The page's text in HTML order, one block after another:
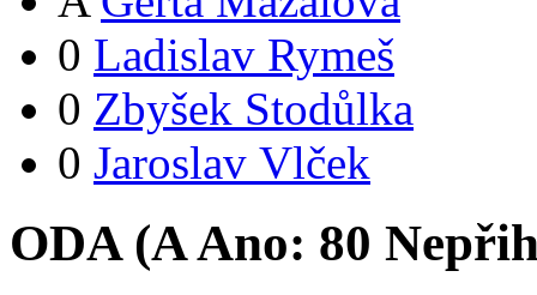
0 Ladislav Rymeš
0 Zbyšek Stodůlka
0 Jaroslav Vlček
ODA (AAno: 80